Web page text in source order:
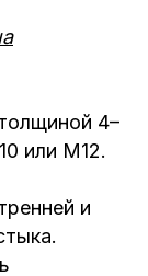
4–
или М12.
и